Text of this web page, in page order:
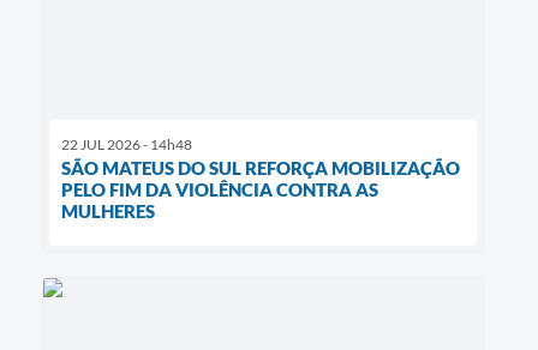
22 JUL 2026 - 14h48
SÃO MATEUS DO SUL REFORÇA MOBILIZAÇÃO
PELO FIM DA VIOLÊNCIA CONTRA AS
MULHERES